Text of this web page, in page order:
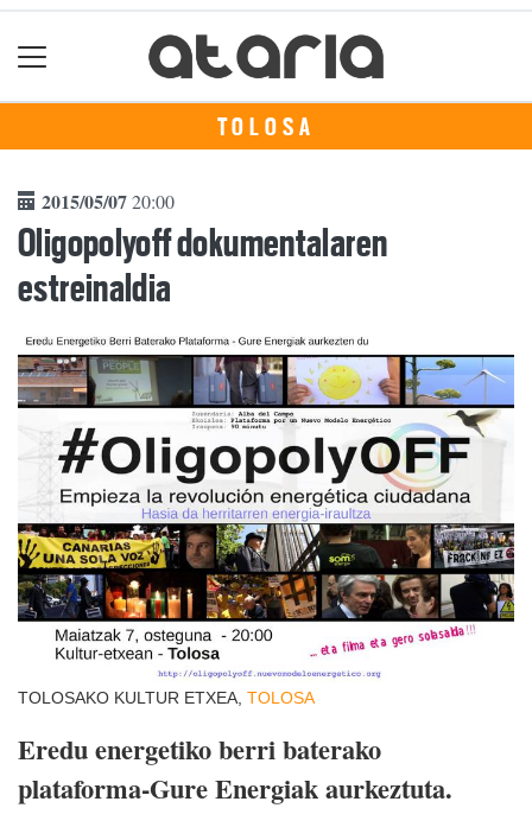
TOLOSA
2015/05/0720:00
Oligopolyoff dokumentalaren
estreinaldia
TOLOSAKO KULTUR ETXEA, TOLOSA
Eredu energetiko berri baterako
plataforma-Gure Energiak aurkeztuta.